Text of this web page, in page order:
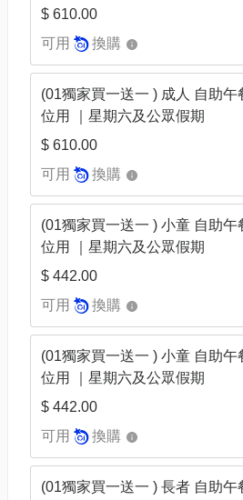
$ 610.00
可用
換購
(01獨家買一送一 ) 成人 自助午
位用 ｜星期六及公眾假期
$ 610.00
可用
換購
(01獨家買一送一 ) 小童 自助午
位用 ｜星期六及公眾假期
$ 442.00
可用
換購
(01獨家買一送一 ) 小童 自助午
位用 ｜星期六及公眾假期
$ 442.00
可用
換購
(01獨家買一送一 ) 長者 自助午